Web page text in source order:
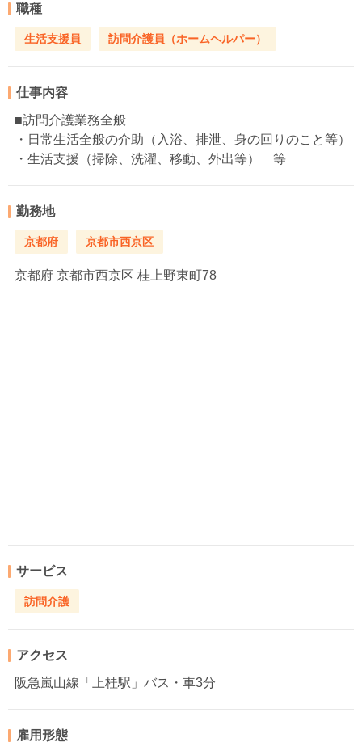
職種
生活支援員 訪問介護員（ホームヘルパー）
仕事内容
■訪問介護業務全般
・日常生活全般の介助（入浴、排泄、身の回りのこと等）
・生活支援（掃除、洗濯、移動、外出等） 等
勤務地
京都府 京都市西京区
京都府 京都市西京区 桂上野東町78
サービス
訪問介護
アクセス
阪急嵐山線「上桂駅」バス・車3分
雇用形態